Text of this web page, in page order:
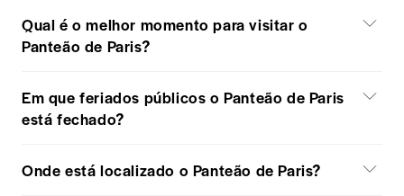
Qual é o melhor momento para visitar o
Panteão de Paris?
Em que feriados públicos o Panteão de Paris
está fechado?
Onde está localizado o Panteão de Paris?